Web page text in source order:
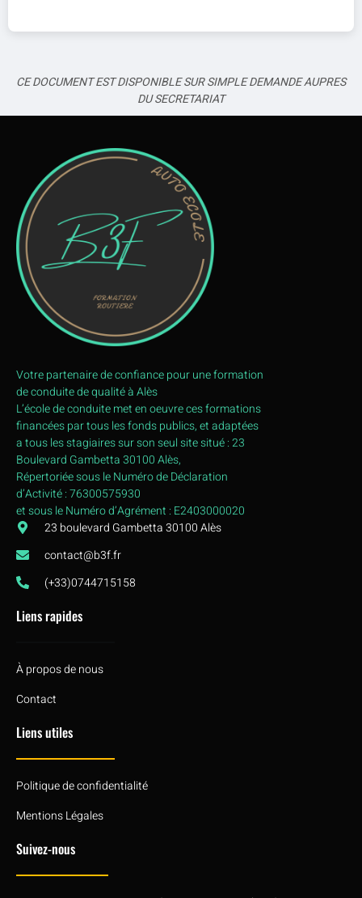
CE DOCUMENT EST DISPONIBLE SUR SIMPLE DEMANDE AUPRES
DU SECRETARIAT
Votre partenaire de confiance pour une formation
de conduite de qualité à Alès
L’école de conduite met en oeuvre ces formations
financées par tous les fonds publics, et adaptées
a tous les stagiaires sur son seul site situé : 23
Boulevard Gambetta 30100 Alès,
Répertoriée sous le Numéro de Déclaration
d’Activité : 76300575930
et sous le Numéro d’Agrément : E2403000020
23 boulevard Gambetta 30100 Alès
contact@b3f.fr
(+33)0744715158
Liens rapides
À propos de nous
Contact
Liens utiles
Politique de confidentialité
Mentions Légales
Suivez-nous